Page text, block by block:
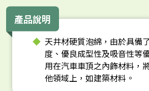
產品說明
天井材硬質泡綿，由於具備
度、優良成型性及吸音性等
用在汽車車頂之內飾材料，
他領域上，如建築材料。